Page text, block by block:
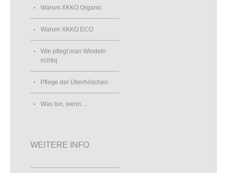
Warum XKKO Organic
Warum XKKO ECO
Wie pflegt man Windeln
richtiq
Pflege der Überhöschen
Was tun, wenn…
WEITERE INFO